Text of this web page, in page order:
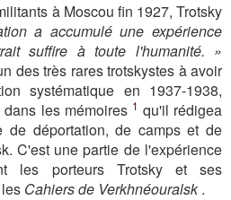
à Moscou fin 1927, Trotsky
a accumulé une expérience
suffire à toute l'humanité. »
des très rares trotskystes à avoir
systématique en 1937-1938,
les mémoires 1 qu'il rédigea
de déportation, de camps et de
C'est une partie de l'expérience
les porteurs Trotsky et ses
Cahiers de Verkhnéouralsk.